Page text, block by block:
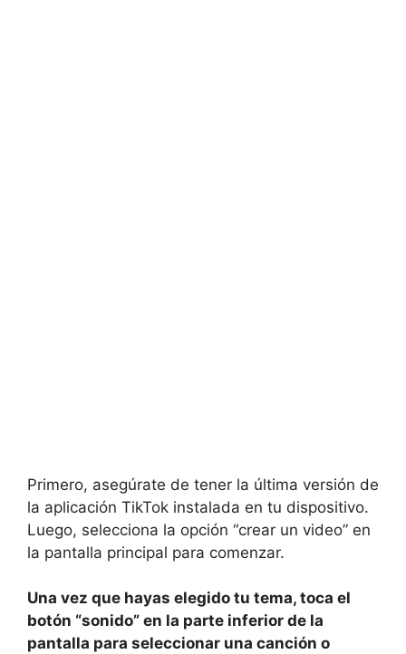
Primero, asegúrate de tener la última versión de
la aplicación TikTok instalada en tu dispositivo.
Luego, selecciona la opción “crear un video” en
la pantalla principal para comenzar.
Una vez que hayas elegido tu tema, toca el
botón “sonido” en la parte inferior de la
pantalla para seleccionar una canción o